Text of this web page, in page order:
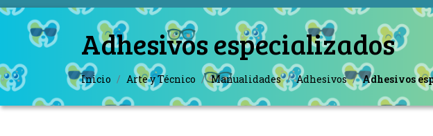
Adhesivos especializados
Inicio Arte y Técnico Manualidades Adhesivos Adhesivos